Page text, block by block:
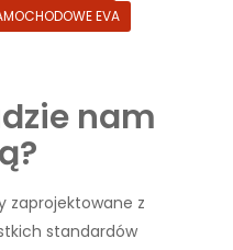
EVA
nam
zaprojektowane z
standardów